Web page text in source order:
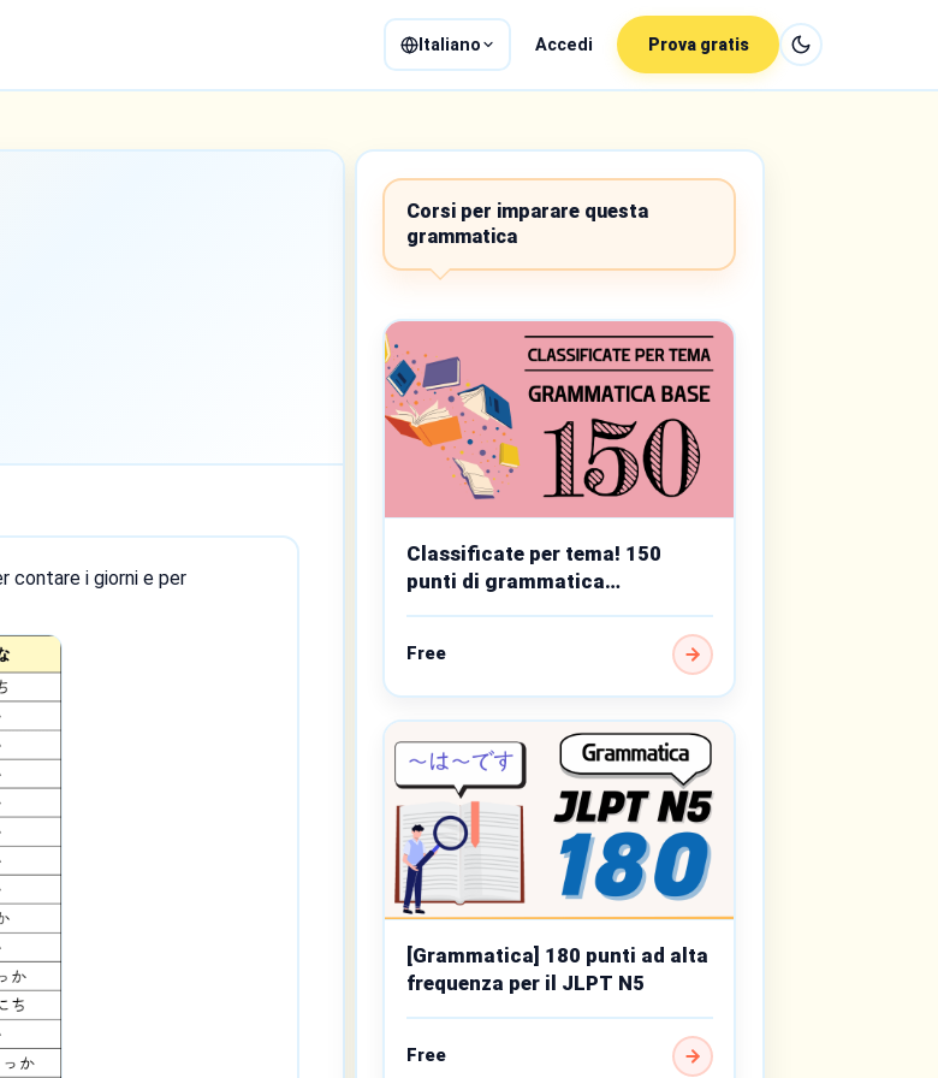
Italiano Accedi Prova gratis
contare i giorni e per
Corsi per imparare questa
grammatica
Classificate per tema! 150
punti di grammatica
fondamentali di livello base
Free
[Grammatica] 180 punti ad alta
frequenza per il JLPT N5
Free